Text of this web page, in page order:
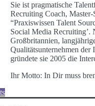
Sie ist pragmatische
Recruiting Coach,
“Praxiswissen Talent
Social Media
Großbritannien,
Qualitätsunternehmen der
gründete sie 2005 die
Ihr Motto: In Dir muss